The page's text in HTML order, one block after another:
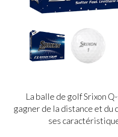
La balle de golf Srixon
gagner de la distance et du
ses